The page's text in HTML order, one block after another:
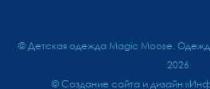
© Детская одежда Magic Moose.
2026
© Создание сайта и дизайн